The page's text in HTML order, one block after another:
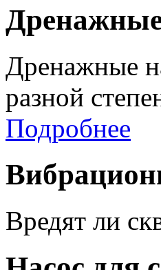
Дренажные
разной
Подробнее
Вредят ли